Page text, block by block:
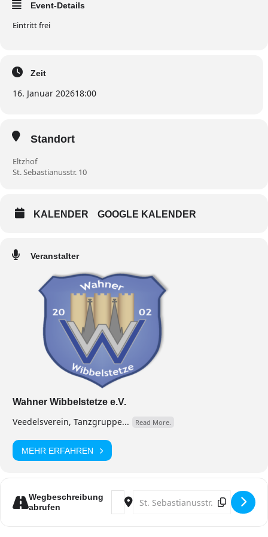
Event-Details
Eintritt frei
Zeit
16. Januar 202618:00
Standort
Eltzhof
St. Sebastianusstr. 10
KALENDER GOOGLE KALENDER
Veranstalter
Wahner Wibbelstetze e.V.
Veedelsverein, Tanzgruppe... Read More.
MEHR ERFAHREN
Wegbeschreibung
abrufen
Address - Generalprobe der Wahner
Destination Address -